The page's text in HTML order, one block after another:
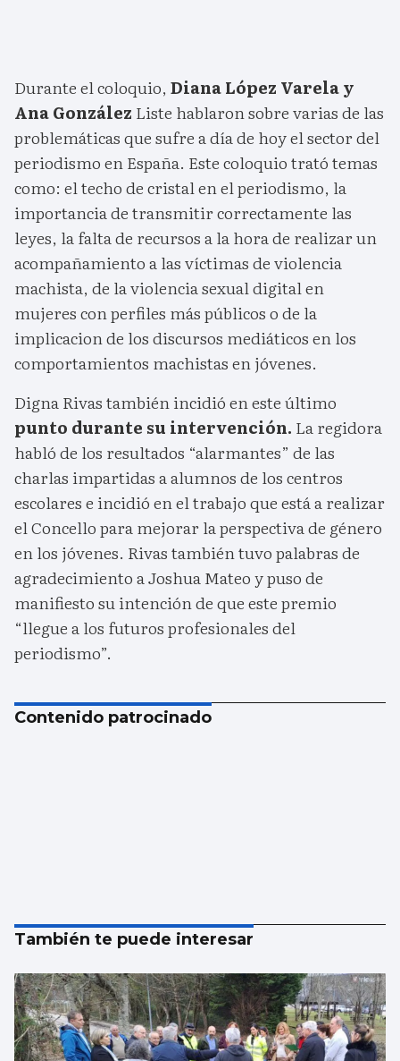
Durante el coloquio, Diana López Varela y
Ana González Liste hablaron sobre varias de las
problemáticas que sufre a día de hoy el sector del
periodismo en España. Este coloquio trató temas
como: el techo de cristal en el periodismo, la
importancia de transmitir correctamente las
leyes, la falta de recursos a la hora de realizar un
acompañamiento a las víctimas de violencia
machista, de la violencia sexual digital en
mujeres con perfiles más públicos o de la
implicacion de los discursos mediáticos en los
comportamientos machistas en jóvenes.
Digna Rivas también incidió en este último
punto durante su intervención. La regidora
habló de los resultados “alarmantes” de las
charlas impartidas a alumnos de los centros
escolares e incidió en el trabajo que está a realizar
el Concello para mejorar la perspectiva de género
en los jóvenes. Rivas también tuvo palabras de
agradecimiento a Joshua Mateo y puso de
manifiesto su intención de que este premio
“llegue a los futuros profesionales del
periodismo”.
Contenido patrocinado
También te puede interesar